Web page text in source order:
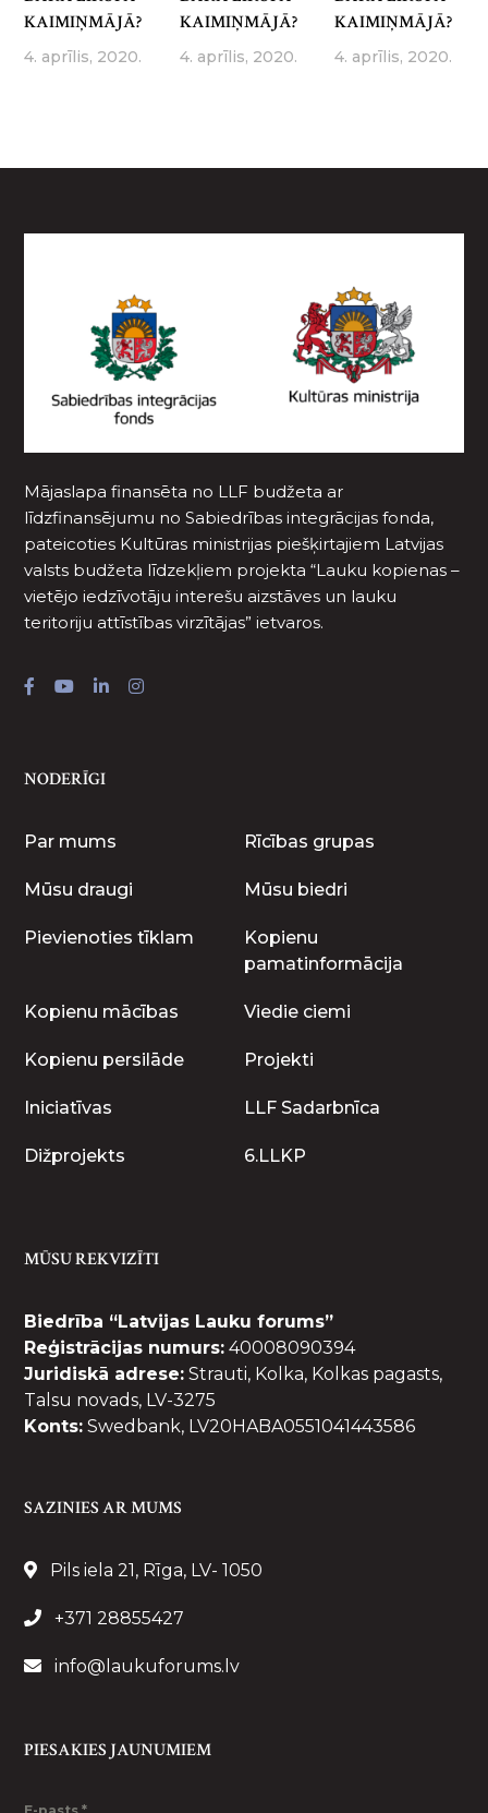
KAIMIŅMĀJĀ?
4. aprīlis, 2020.
KAIMIŅMĀJĀ?
4. aprīlis, 2020.
KAIMIŅMĀJĀ?
4. aprīlis, 2020.
Mājaslapa finansēta no LLF budžeta ar
līdzfinansējumu no Sabiedrības integrācijas fonda,
pateicoties Kultūras ministrijas piešķirtajiem Latvijas
valsts budžeta līdzekļiem projekta “Lauku kopienas –
vietējo iedzīvotāju interešu aizstāves un lauku
teritoriju attīstības virzītājas” ietvaros.
NODERĪGI
Par mums Rīcības grupas
Mūsu draugi Mūsu biedri
Pievienoties tīklam
Kopienu
pamatinformācija
Kopienu mācības Viedie ciemi
Kopienu persilāde Projekti
Iniciatīvas LLF Sadarbnīca
Dižprojekts 6.LLKP
MŪSU REKVIZĪTI
Biedrība “Latvijas Lauku forums”
Reģistrācijas numurs: 40008090394
Juridiskā adrese: Strauti, Kolka, Kolkas pagasts,
Talsu novads, LV-3275
Konts: Swedbank, LV20HABA0551041443586
SAZINIES AR MUMS
Pils iela 21, Rīga, LV- 1050
+371 28855427
info@laukuforums.lv
PIESAKIES JAUNUMIEM